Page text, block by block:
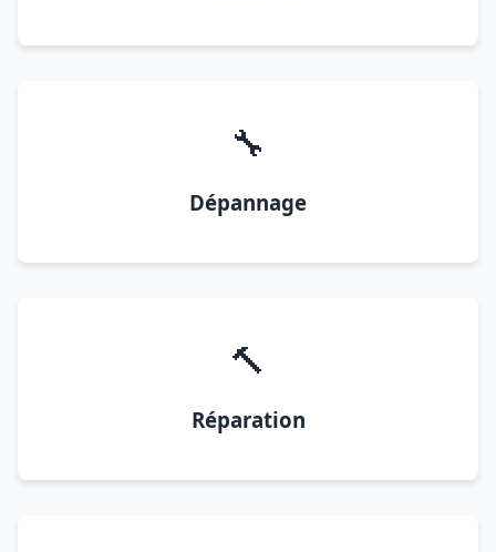
🔧
Dépannage
🔨
Réparation